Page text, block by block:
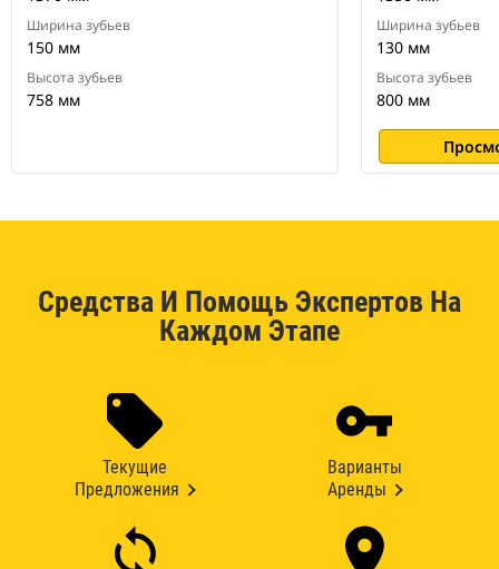
Ширина зубьев
150 мм
Высота зубьев
758 мм
Ширина зубьев
130 мм
Высота зубьев
800 мм
Средства И Помощь Экспертов На
Каждом Этапе
Текущие
Предложения
Варианты
Аренды